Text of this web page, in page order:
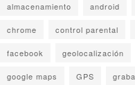
almacenamiento android
chrome control parental
facebook geolocalización
google maps GPS